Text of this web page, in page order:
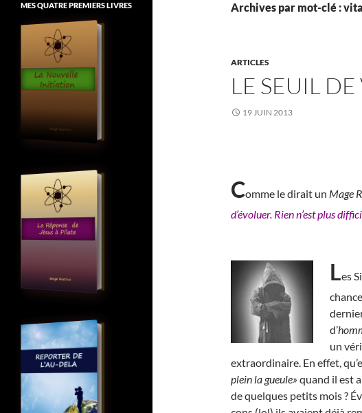
Archives par mot-clé :
ARTICLES
LE SEUIL
19 JUIN 2013
Comme le dirait un Mage
d’évoluer. Rien n’est plus
Les
d’
un
extraordinaire. En effet,
plein la gueule» quand il est
de quelques petits mois ?
MES QUATRE PREMIERS LIVRES